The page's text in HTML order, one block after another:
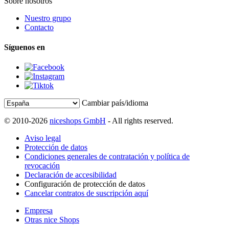
Nuestro grupo
Contacto
Síguenos en
Cambiar país/idioma
© 2010-2026 niceshops GmbH - All rights reserved.
Aviso legal
Protección de datos
Condiciones generales de contratación y política de
revocación
Declaración de accesibilidad
Configuración de protección de datos
Cancelar contratos de suscripción aquí
Empresa
Otras nice Shops